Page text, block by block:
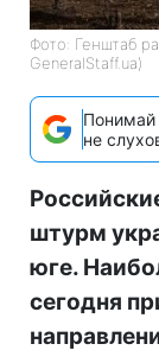
Фото: Генштаб
GeneralStaff.ua)
Понимай
не
штурм
юге.
сегодня